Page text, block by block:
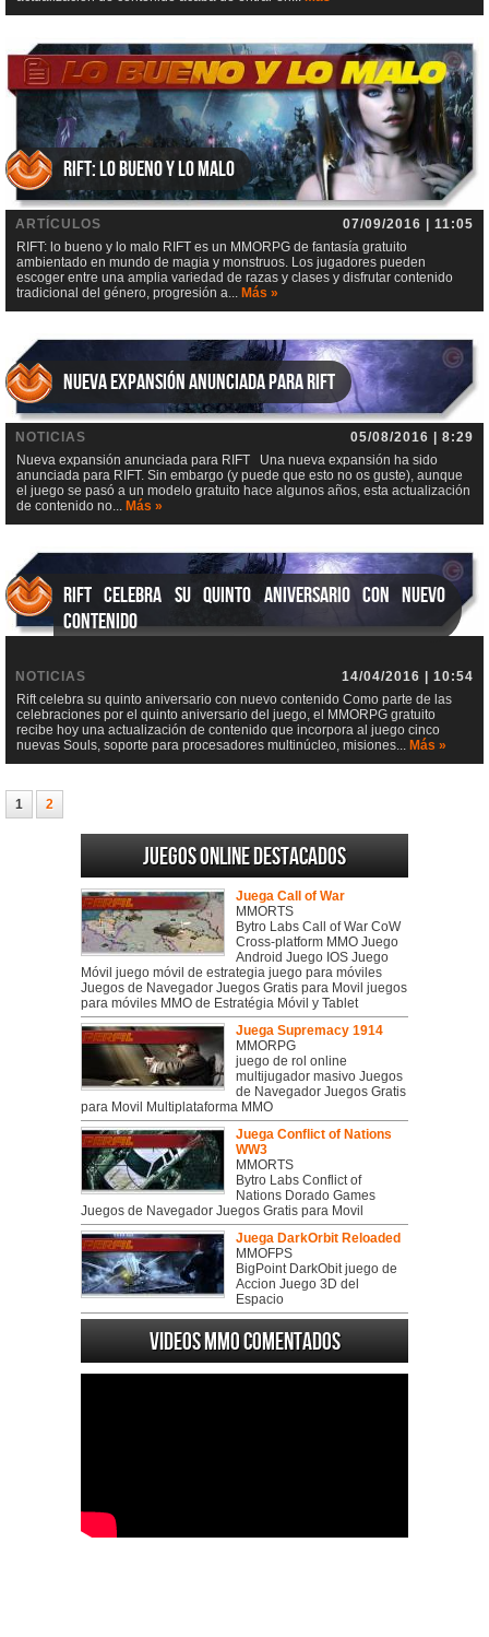
RIFT: lo bueno y lo malo
ARTÍCULOS
07/09/2016 | 11:05
RIFT: lo bueno y lo malo RIFT es un MMORPG de fantasía gratuito
ambientado en mundo de magia y monstruos. Los jugadores pueden
escoger entre una amplia variedad de razas y clases y disfrutar contenido
tradicional del género, progresión a... Más »
Nueva expansión anunciada para RIFT
NOTICIAS
05/08/2016 | 8:29
Nueva expansión anunciada para RIFT Una nueva expansión ha sido
anunciada para RIFT. Sin embargo (y puede que esto no os guste), aunque
el juego se pasó a un modelo gratuito hace algunos años, esta actualización
de contenido no... Más »
Rift celebra su quinto aniversario con nuevo
contenido
NOTICIAS
14/04/2016 | 10:54
Rift celebra su quinto aniversario con nuevo contenido Como parte de las
celebraciones por el quinto aniversario del juego, el MMORPG gratuito
recibe hoy una actualización de contenido que incorpora al juego cinco
nuevas Souls, soporte para procesadores multinúcleo, misiones... Más »
1 2
Juegos online destacados
Juega Call of War
MMORTS
Bytro Labs Call of War CoW
Cross-platform MMO Juego
Android Juego IOS Juego
Móvil juego móvil de estrategia juego para móviles
Juegos de Navegador Juegos Gratis para Movil juegos
para móviles MMO de Estratégia Móvil y Tablet
Juega Supremacy 1914
MMORPG
juego de rol online
multijugador masivo Juegos
de Navegador Juegos Gratis
para Movil Multiplataforma MMO
Juega Conflict of Nations
WW3
MMORTS
Bytro Labs Conflict of
Nations Dorado Games
Juegos de Navegador Juegos Gratis para Movil
Juega DarkOrbit Reloaded
MMOFPS
BigPoint DarkObit juego de
Accion Juego 3D del
Espacio
Videos MMO Comentados